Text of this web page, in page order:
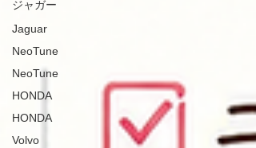
ジャガー
Jaguar
NeoTune
NeoTune
HONDA
HONDA
Volvo